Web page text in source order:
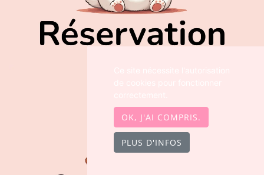
OK, J'AI COMPRIS.
PLUS D'INFOS